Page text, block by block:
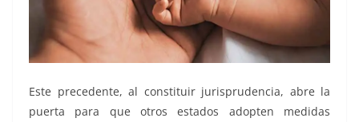
Este precedente, al constituir jurisprudencia, abre la
puerta para que otros estados adopten medidas